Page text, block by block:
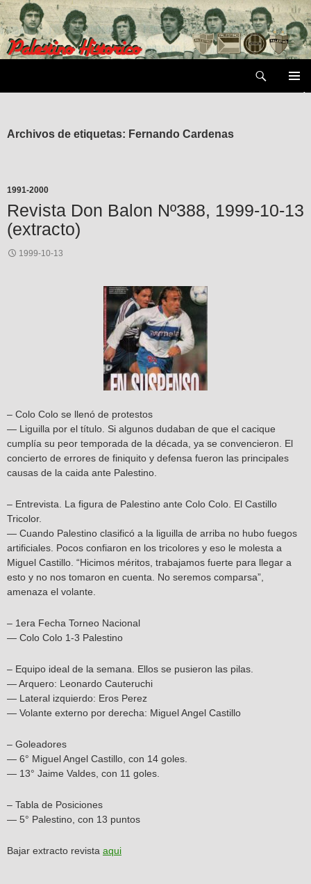
Saltar
al
contenido
Archivos de etiquetas: Fernando Cardenas
1991-2000
Revista Don Balon Nº388, 1999-10-13
(extracto)
1999-10-13
– Colo Colo se llenó de protestos
— Liguilla por el título. Si algunos dudaban de que el cacique
cumplía su peor temporada de la década, ya se convencieron. El
concierto de errores de finiquito y defensa fueron las principales
causas de la caida ante Palestino.
– Entrevista. La figura de Palestino ante Colo Colo. El Castillo
Tricolor.
— Cuando Palestino clasificó a la liguilla de arriba no hubo fuegos
artificiales. Pocos confiaron en los tricolores y eso le molesta a
Miguel Castillo. “Hicimos méritos, trabajamos fuerte para llegar a
esto y no nos tomaron en cuenta. No seremos comparsa”,
amenaza el volante.
– 1era Fecha Torneo Nacional
— Colo Colo 1-3 Palestino
– Equipo ideal de la semana. Ellos se pusieron las pilas.
— Arquero: Leonardo Cauteruchi
— Lateral izquierdo: Eros Perez
— Volante externo por derecha: Miguel Angel Castillo
– Goleadores
— 6° Miguel Angel Castillo, con 14 goles.
— 13° Jaime Valdes, con 11 goles.
– Tabla de Posiciones
— 5° Palestino, con 13 puntos
Bajar extracto revista aqui